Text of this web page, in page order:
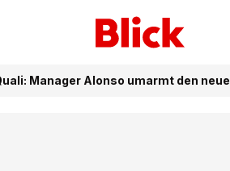
Manager Alonso umarmt den